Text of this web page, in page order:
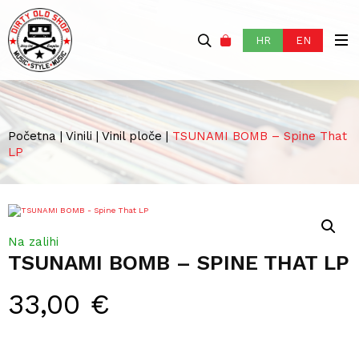
HR EN
Početna | Vinili | Vinil ploče|TSUNAMI BOMB – Spine That
LP
TSUNAMI BOMB – SPINE THAT LP
33,00 €
Na zalihi